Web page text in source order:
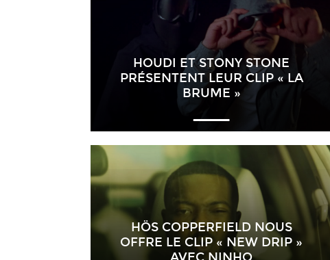
HOUDI ET STONY STONE
PRÉSENTENT LEUR CLIP « LA
BRUME »
HÖS COPPERFIELD NOUS
OFFRE LE CLIP « NEW DRIP »